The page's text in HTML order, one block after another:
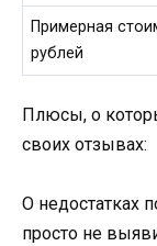
Примерная
рублей
Плюсы, о
своих отзывах:
О недостатках
просто не